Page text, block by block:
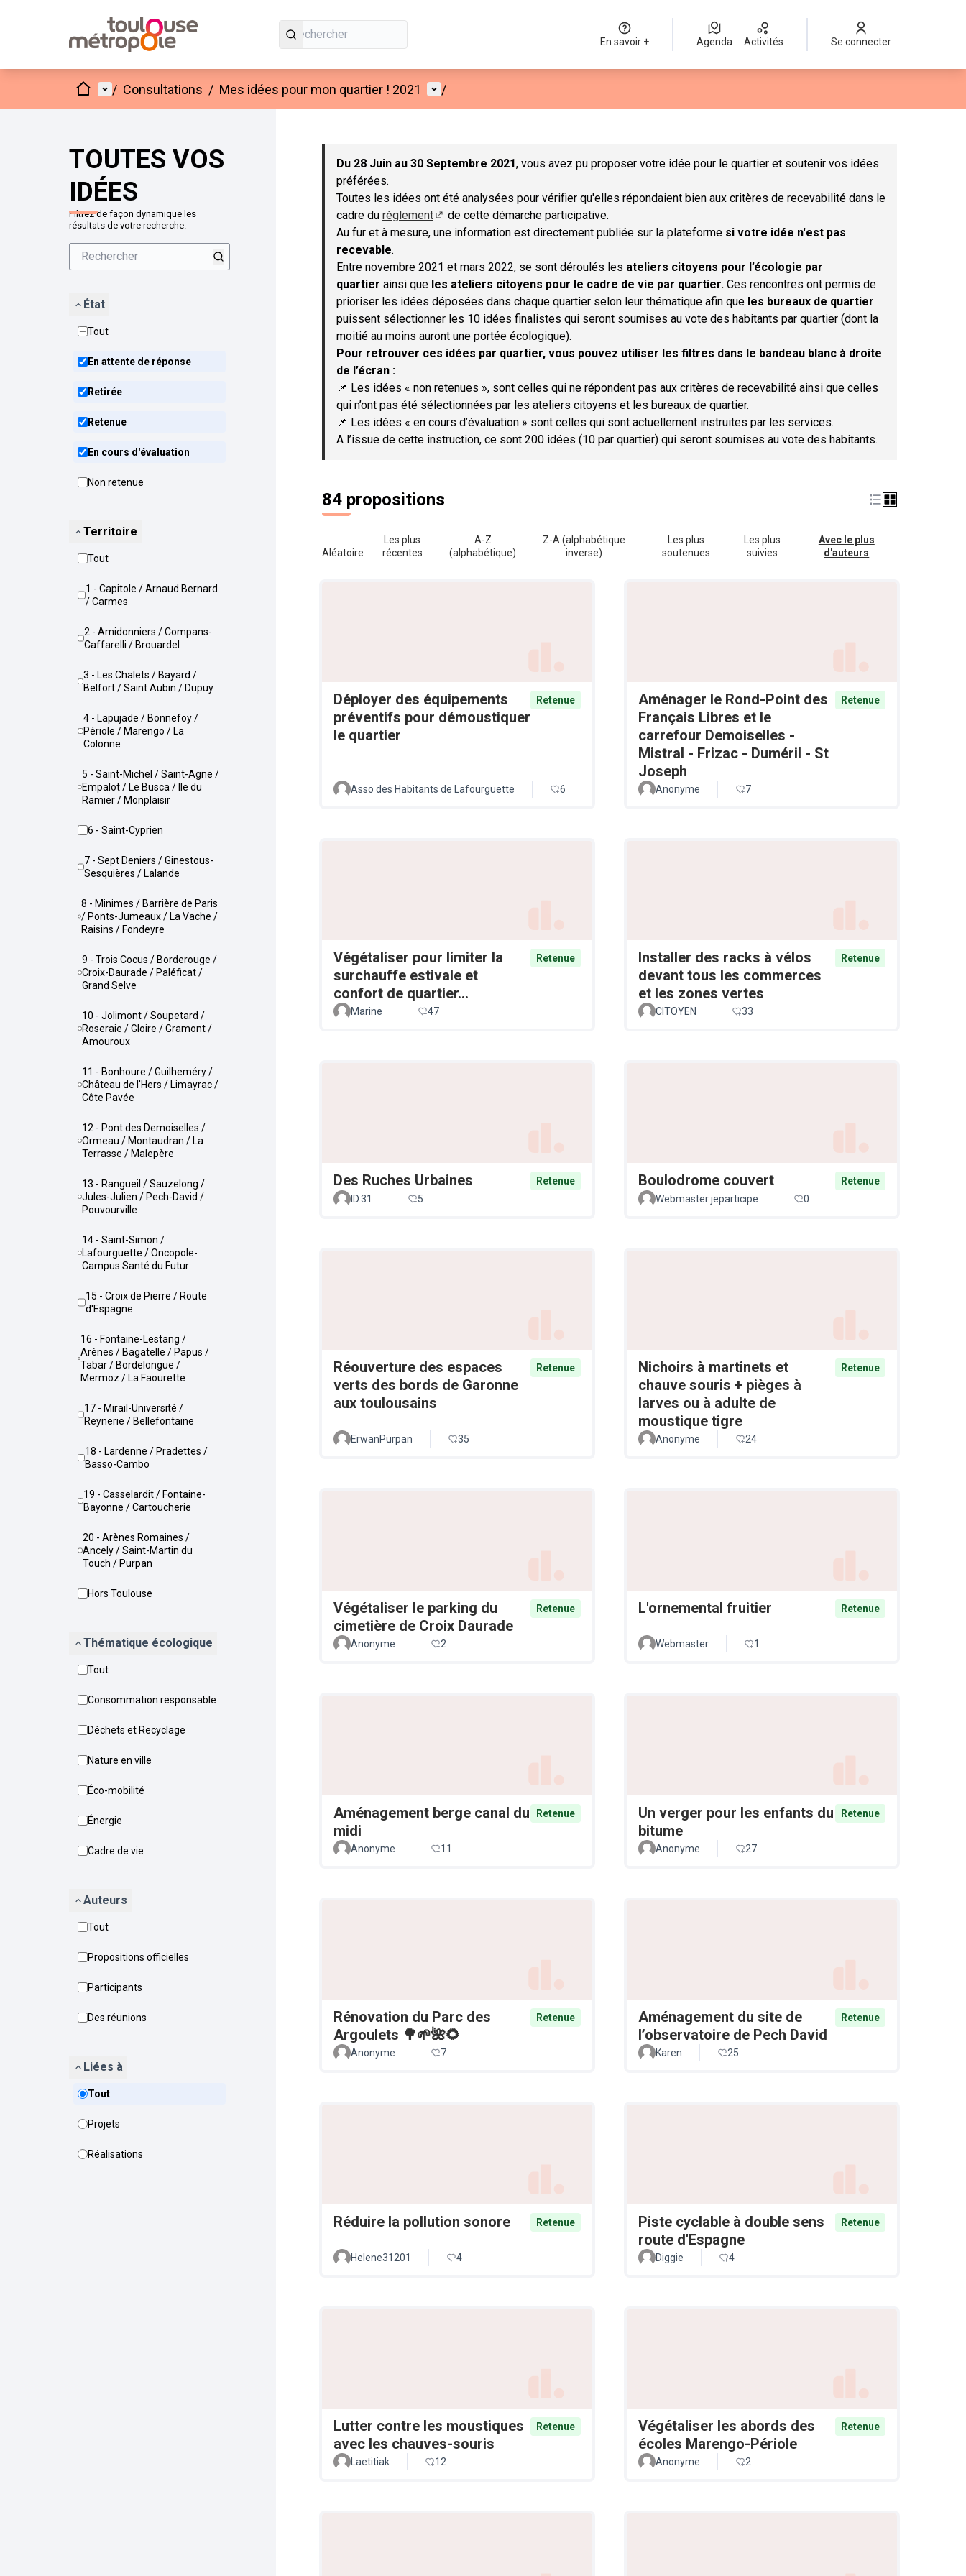
En savoir + Agenda Activités Se connecter
AccueilMenu principal
/ Consultations / Mes idées pour mon quartier ! 2021 Menu utilisateur
/
TOUTES VOS
IDÉES
Filtrez de façon dynamique les
résultats de votre recherche.
État
Tout
En attente de réponse
Retirée
Retenue
En cours d'évaluation
Non retenue
Territoire
Tout
1 - Capitole / Arnaud Bernard
/ Carmes
2 - Amidonniers / Compans-
Caffarelli / Brouardel
3 - Les Chalets / Bayard /
Belfort / Saint Aubin / Dupuy
4 - Lapujade / Bonnefoy /
Périole / Marengo / La
Colonne
5 - Saint-Michel / Saint-Agne /
Empalot / Le Busca / Ile du
Ramier / Monplaisir
6 - Saint-Cyprien
7 - Sept Deniers / Ginestous-
Sesquières / Lalande
8 - Minimes / Barrière de Paris
/ Ponts-Jumeaux / La Vache /
Raisins / Fondeyre
9 - Trois Cocus / Borderouge /
Croix-Daurade / Paléficat /
Grand Selve
10 - Jolimont / Soupetard /
Roseraie / Gloire / Gramont /
Amouroux
11 - Bonhoure / Guilheméry /
Château de l'Hers / Limayrac /
Côte Pavée
12 - Pont des Demoiselles /
Ormeau / Montaudran / La
Terrasse / Malepère
13 - Rangueil / Sauzelong /
Jules-Julien / Pech-David /
Pouvourville
14 - Saint-Simon /
Lafourguette / Oncopole-
Campus Santé du Futur
15 - Croix de Pierre / Route
d'Espagne
16 - Fontaine-Lestang /
Arènes / Bagatelle / Papus /
Tabar / Bordelongue /
Mermoz / La Faourette
17 - Mirail-Université /
Reynerie / Bellefontaine
18 - Lardenne / Pradettes /
Basso-Cambo
19 - Casselardit / Fontaine-
Bayonne / Cartoucherie
20 - Arènes Romaines /
Ancely / Saint-Martin du
Touch / Purpan
Hors Toulouse
Thématique écologique
Tout
Consommation responsable
Déchets et Recyclage
Nature en ville
Éco-mobilité
Énergie
Cadre de vie
Auteurs
Tout
Propositions officielles
Participants
Des réunions
Liées à
Tout
Projets
Réalisations
Passer la carte
Du 28 Juin au 30 Septembre 2021, vous avez pu proposer votre idée pour le quartier et soutenir vos idées
préférées.
Toutes les idées ont été analysées pour vérifier qu'elles répondaient bien aux critères de recevabilité dans le
cadre du règlement
(S'ouvre dans un nouvel onglet)
de cette démarche participative.
Au fur et à mesure, une information est directement publiée sur la plateforme si votre idée n'est pas
recevable.
Entre novembre 2021 et mars 2022, se sont déroulés les ateliers citoyens pour l’écologie par
quartier ainsi que les ateliers citoyens pour le cadre de vie par quartier. Ces rencontres ont permis de
prioriser les idées déposées dans chaque quartier selon leur thématique afin que les bureaux de quartier
puissent sélectionner les 10 idées finalistes qui seront soumises au vote des habitants par quartier (dont la
moitié au moins auront une portée écologique).
Pour retrouver ces idées par quartier, vous pouvez utiliser les filtres dans le bandeau blanc à droite
de l’écran :
📌 Les idées « non retenues », sont celles qui ne répondent pas aux critères de recevabilité ainsi que celles
qui n’ont pas été sélectionnées par les ateliers citoyens et les bureaux de quartier.
📌 Les idées « en cours d’évaluation » sont celles qui sont actuellement instruites par les services.
A l’issue de cette instruction, ce sont 200 idées (10 par quartier) qui seront soumises au vote des habitants.
84 propositions
Aléatoire
Les plus
récentes
A-Z
(alphabétique)
Z-A (alphabétique
inverse)
Les plus
soutenues
Les plus
suivies
Avec le plus
d'auteurs
Déployer des équipements
préventifs pour démoustiquer
le quartier
Retenue
Asso des Habitants de Lafourguette 6
Aménager le Rond-Point des
Français Libres et le
carrefour Demoiselles -
Mistral - Frizac - Duméril - St
Joseph
Retenue
Anonyme 7
Végétaliser pour limiter la
surchauffe estivale et
confort de quartier...
Retenue
Marine 47
Installer des racks à vélos
devant tous les commerces
et les zones vertes
Retenue
CITOYEN 33
Des Ruches Urbaines
Retenue
ID.31
5
Boulodrome couvert
Retenue
Webmaster jeparticipe
0
Réouverture des espaces
verts des bords de Garonne
aux toulousains
Retenue
ErwanPurpan 35
Nichoirs à martinets et
chauve souris + pièges à
larves ou à adulte de
moustique tigre
Retenue
Anonyme 24
Végétaliser le parking du
cimetière de Croix Daurade
Retenue
Anonyme 2
L'ornemental fruitier Retenue
Webmaster 1
Aménagement berge canal du
midi
Retenue
Anonyme 11
Un verger pour les enfants du
bitume
Retenue
Anonyme 27
Rénovation du Parc des
Argoulets 🌳🌱🌺🌻
Retenue
Anonyme 7
Aménagement du site de
l’observatoire de Pech David
Retenue
Karen 25
Réduire la pollution sonore Retenue
Helene31201 4
Piste cyclable à double sens
route d'Espagne
Retenue
Diggie 4
Lutter contre les moustiques
avec les chauves-souris
Retenue
Laetitiak 12
Végétaliser les abords des
écoles Marengo-Périole
Retenue
Anonyme 2